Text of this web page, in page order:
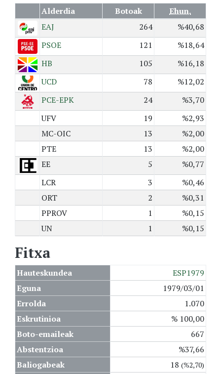
Alderdia Botoak
Ehun.
EAJ
264
%40,68
PSOE
121
%18,64
HB
105
%16,18
UCD
78
%12,02
PCE-EPK
24
%3,70
UFV
19
%2,93
MC-OIC
13
%2,00
PTE
13
%2,00
EE
5
%0,77
LCR
3
%0,46
ORT
2
%0,31
PPROV
1
%0,15
UN
1 %0,15
Fitxa
Hauteskundea
ESP1979
Eguna
1979/03/01
Errolda
1.070
Eskrutinioa
% 100,00
Boto-emaileak
667
Abstentzioa
%37,66
Baliogabeak
18 (%2,70)